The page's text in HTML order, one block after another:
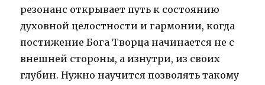
резонанс открывает путь к состоянию
духовной целостности и гармонии, когда
постижение Бога Творца начинается не с
внешней стороны, а изнутри, из своих
глубин. Нужно научится позволять такому